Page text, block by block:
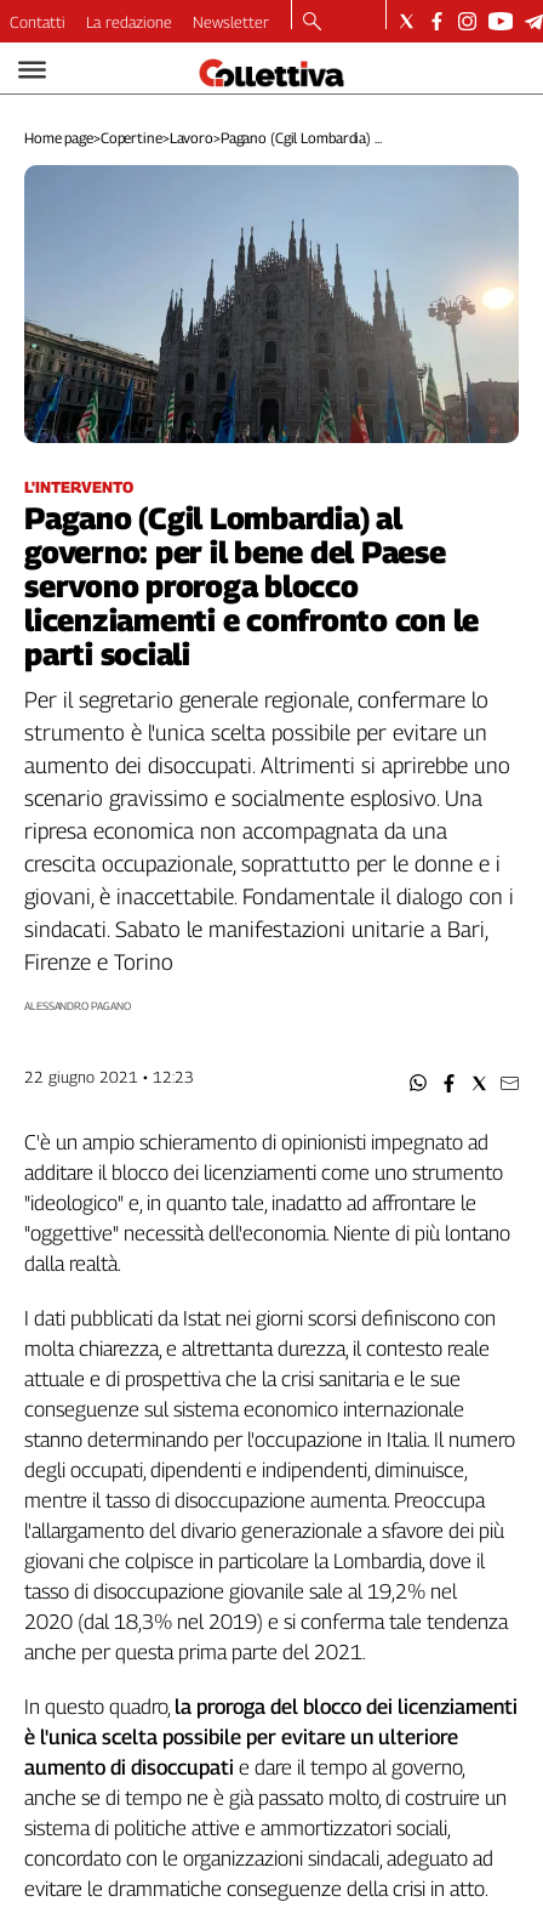
Video
Dirette
Longform
Diritti
Welfare
Italia
Internazionale
Categorie
Filcams
Filctem
Fillea
Filt
Flai
Flc
Fp
Nidil
Slc
Spi
Inca
Caaf
di
il
sangue
ragione
120
anni
Collettiva
Academy
Collettiva
Rubriche
Collettiva
Talk
La
settimana
Collettiva
Girasoli
Linea
Economica
Tech
It
Easy
Inserti
Contatti La redazione Newsletter
Home page>Copertine>Lavoro>Pagano (Cgil Lombardia) ...
L'INTERVENTO
Pagano (Cgil Lombardia) al
governo: per il bene del Paese
servono proroga blocco
licenziamenti e confronto con le
parti sociali
Per il segretario generale regionale, confermare lo
strumento è l'unica scelta possibile per evitare un
aumento dei disoccupati. Altrimenti si aprirebbe uno
scenario gravissimo e socialmente esplosivo. Una
ripresa economica non accompagnata da una
crescita occupazionale, soprattutto per le donne e i
giovani, è inaccettabile. Fondamentale il dialogo con i
sindacati. Sabato le manifestazioni unitarie a Bari,
Firenze e Torino
ALESSANDRO PAGANO
22 giugno 2021 • 12:23
C'è un ampio schieramento di opinionisti impegnato ad
additare il blocco dei licenziamenti come uno strumento
"ideologico" e, in quanto tale, inadatto ad affrontare le
"oggettive" necessità dell'economia. Niente di più lontano
dalla realtà.
I dati pubblicati da Istat nei giorni scorsi definiscono con
molta chiarezza, e altrettanta durezza, il contesto reale
attuale e di prospettiva che la crisi sanitaria e le sue
conseguenze sul sistema economico internazionale
stanno determinando per l'occupazione in Italia. Il numero
degli occupati, dipendenti e indipendenti, diminuisce,
mentre il tasso di disoccupazione aumenta. Preoccupa
l'allargamento del divario generazionale a sfavore dei più
giovani che colpisce in particolare la Lombardia, dove il
tasso di disoccupazione giovanile sale al 19,2% nel
2020 (dal 18,3% nel 2019) e si conferma tale tendenza
anche per questa prima parte del 2021.
In questo quadro, la proroga del blocco dei licenziamenti
è l'unica scelta possibile per evitare un ulteriore
aumento di disoccupati e dare il tempo al governo,
anche se di tempo ne è già passato molto, di costruire un
sistema di politiche attive e ammortizzatori sociali,
concordato con le organizzazioni sindacali, adeguato ad
evitare le drammatiche conseguenze della crisi in atto.